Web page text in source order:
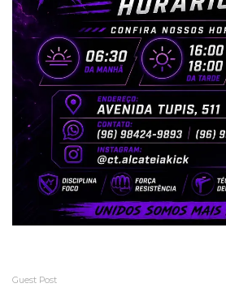
Guest Post